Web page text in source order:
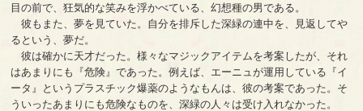
目の前で、狂気的な笑みを浮かべている、幻想種の男である。
彼もまた、夢を見ていた。自分を排斥した深緑の連中を、見返してや
るという、夢だ。
彼は確かに天才だった。様々なマジックアイテムを考案したが、それ
はあまりにも『危険』であった。例えば、エーニュが運用している『イ
ータ』というプラスチック爆薬のようなもんは、彼の考案であった。そ
ういったあまりにも危険なものを、深緑の人々は受け入れなかった。